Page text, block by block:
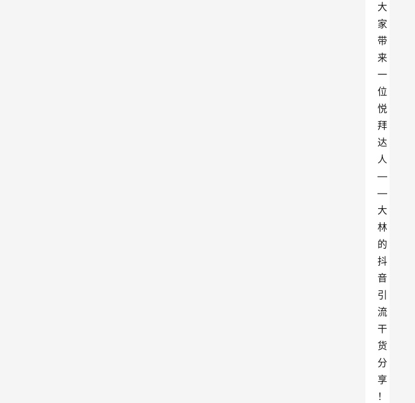
大
家
带
来
一
位
悦
拜
达
人
—
—
大
林
的
抖
音
引
流
干
货
分
享
！